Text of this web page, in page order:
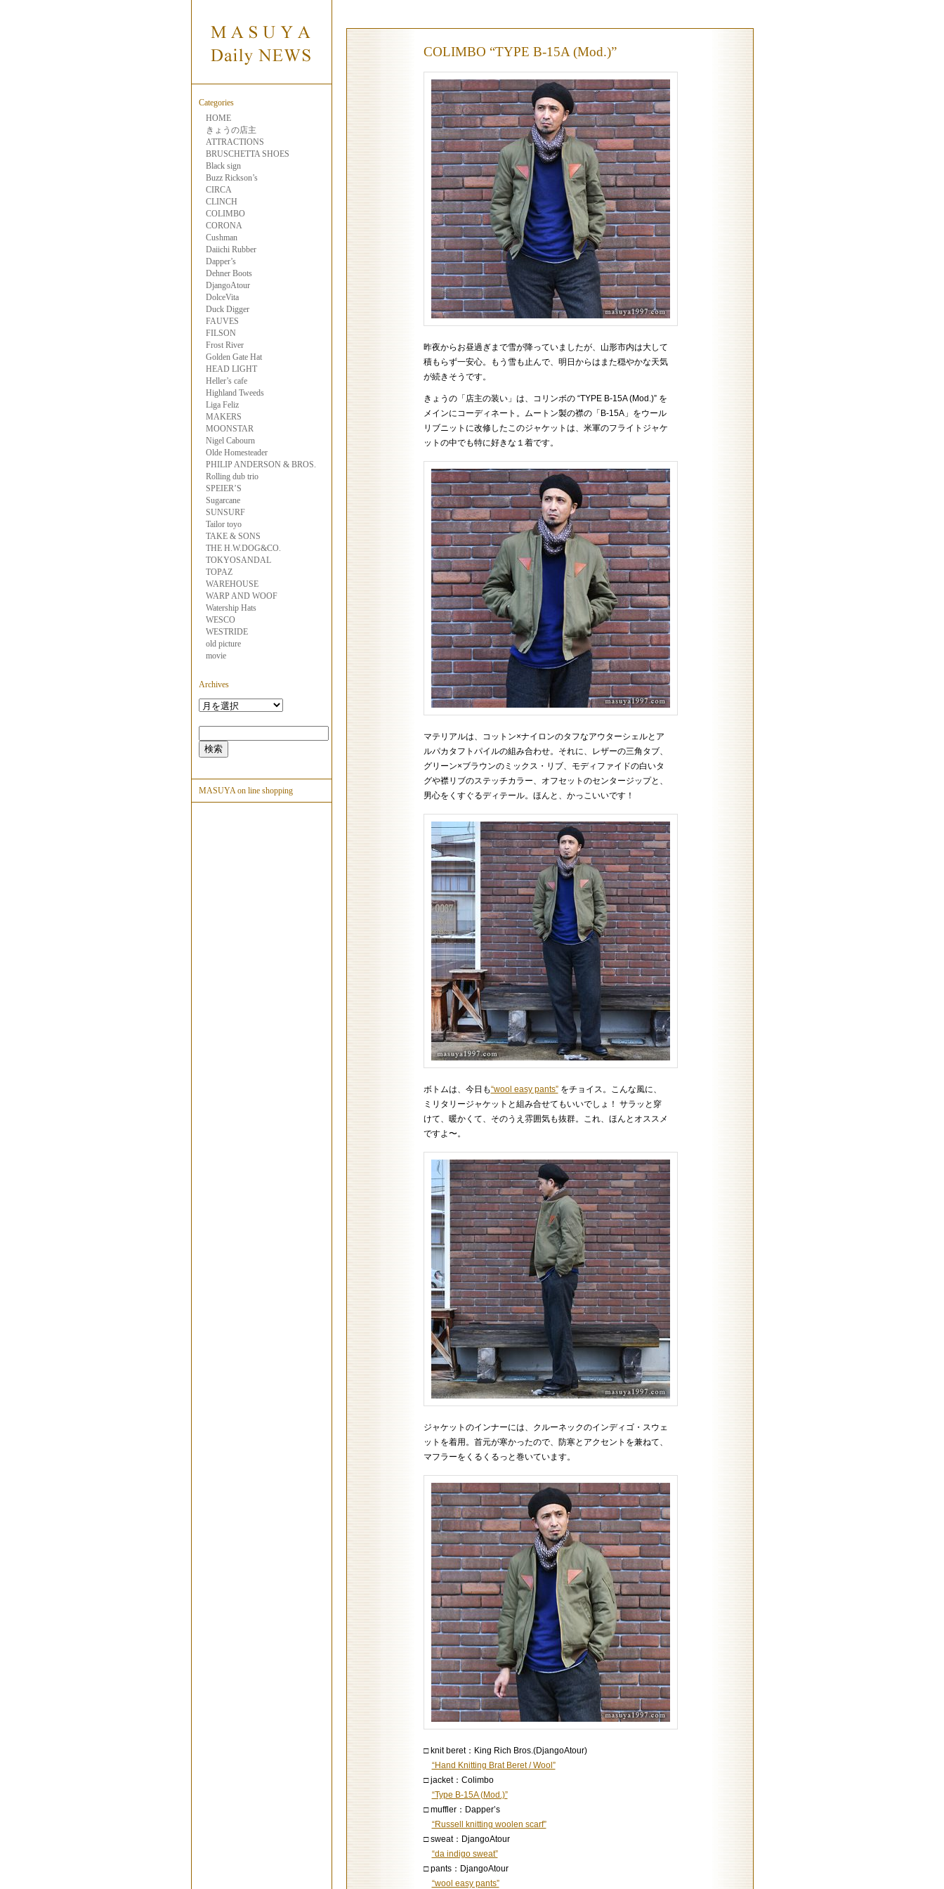
Categories
HOME
きょうの店主
ATTRACTIONS
BRUSCHETTA SHOES
Black sign
Buzz Rickson’s
CIRCA
CLINCH
COLIMBO
CORONA
Cushman
Daiichi Rubber
Dapper’s
Dehner Boots
DjangoAtour
DolceVita
Duck Digger
FAUVES
FILSON
Frost River
Golden Gate Hat
HEAD LIGHT
Heller’s cafe
Highland Tweeds
Liga Feliz
MAKERS
MOONSTAR
Nigel Cabourn
Olde Homesteader
PHILIP ANDERSON & BROS.
Rolling dub trio
SPEIER’S
Sugarcane
SUNSURF
Tailor toyo
TAKE & SONS
THE H.W.DOG&CO.
TOKYOSANDAL
TOPAZ
WAREHOUSE
WARP AND WOOF
Watership Hats
WESCO
WESTRIDE
old picture
movie
Archives
MASUYA on line shopping
COLIMBO “TYPE B-15A (Mod.)”
昨夜からお昼過ぎまで雪が降っていましたが、山形市内は大して
積もらず一安心。もう雪も止んで、明日からはまた穏やかな天気
が続きそうです。
きょうの「店主の装い」は、コリンボの “TYPE B-15A (Mod.)” を
メインにコーディネート。ムートン製の襟の「B-15A」をウール
リブニットに改修したこのジャケットは、米軍のフライトジャケ
ットの中でも特に好きな１着です。
マテリアルは、コットン×ナイロンのタフなアウターシェルとア
ルパカタフトパイルの組み合わせ。それに、レザーの三角タブ、
グリーン×ブラウンのミックス・リブ、モディファイドの白いタ
グや襟リブのステッチカラー、オフセットのセンタージップと、
男心をくすぐるディテール。ほんと、かっこいいです！
ボトムは、今日も“wool easy pants”をチョイス。こんな風に、
ミリタリージャケットと組み合せてもいいでしょ！ サラッと穿
けて、暖かくて、そのうえ雰囲気も抜群。これ、ほんとオススメ
ですよ〜。
ジャケットのインナーには、クルーネックのインディゴ・スウェ
ットを着用。首元が寒かったので、防寒とアクセントを兼ねて、
マフラーをくるくるっと巻いています。
□ knit beret：King Rich Bros.(DjangoAtour)
“Hand Knitting Brat Beret / Wool”
□ jacket：Colimbo
“Type B-15A (Mod.)”
□ muffler：Dapper’s
“Russell knitting woolen scarf”
□ sweat：DjangoAtour
“da indigo sweat”
□ pants：DjangoAtour
“wool easy pants”